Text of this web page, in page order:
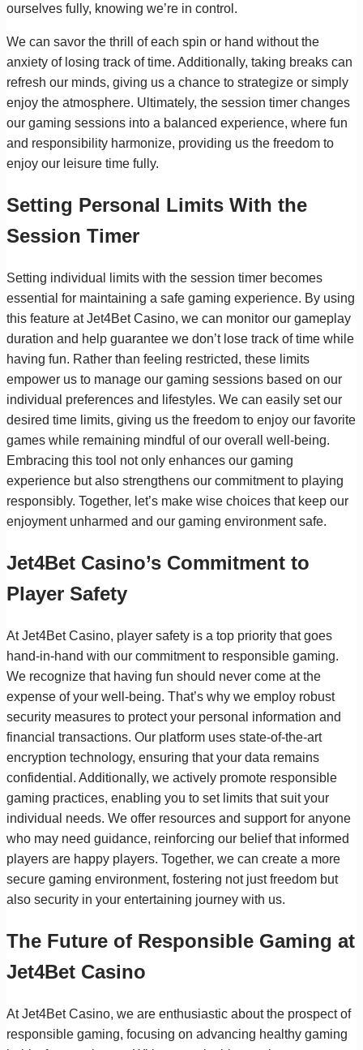
ourselves fully, knowing we’re in control.
We can savor the thrill of each spin or hand without the
anxiety of losing track of time. Additionally, taking breaks can
refresh our minds, giving us a chance to strategize or simply
enjoy the atmosphere. Ultimately, the session timer changes
our gaming sessions into a balanced experience, where fun
and responsibility harmonize, providing us the freedom to
enjoy our leisure time fully.
Setting Personal Limits With the
Session Timer
Setting individual limits with the session timer becomes
essential for maintaining a safe gaming experience. By using
this feature at Jet4Bet Casino, we can monitor our gameplay
duration and help guarantee we don’t lose track of time while
having fun. Rather than feeling restricted, these limits
empower us to manage our gaming sessions based on our
individual preferences and lifestyles. We can easily set our
desired time limits, giving us the freedom to enjoy our favorite
games while remaining mindful of our overall well-being.
Embracing this tool not only enhances our gaming
experience but also strengthens our commitment to playing
responsibly. Together, let’s make wise choices that keep our
enjoyment unharmed and our gaming environment safe.
Jet4Bet Casino’s Commitment to
Player Safety
At Jet4Bet Casino, player safety is a top priority that goes
hand-in-hand with our commitment to responsible gaming.
We recognize that having fun should never come at the
expense of your well-being. That’s why we employ robust
security measures to protect your personal information and
financial transactions. Our platform uses state-of-the-art
encryption technology, ensuring that your data remains
confidential. Additionally, we actively promote responsible
gaming practices, enabling you to set limits that suit your
individual needs. We offer resources and support for anyone
who may need guidance, reinforcing our belief that informed
players are happy players. Together, we can create a more
secure gaming environment, fostering not just freedom but
also security in your entertaining journey with us.
The Future of Responsible Gaming at
Jet4Bet Casino
At Jet4Bet Casino, we are enthusiastic about the prospect of
responsible gaming, focusing on advancing healthy gaming